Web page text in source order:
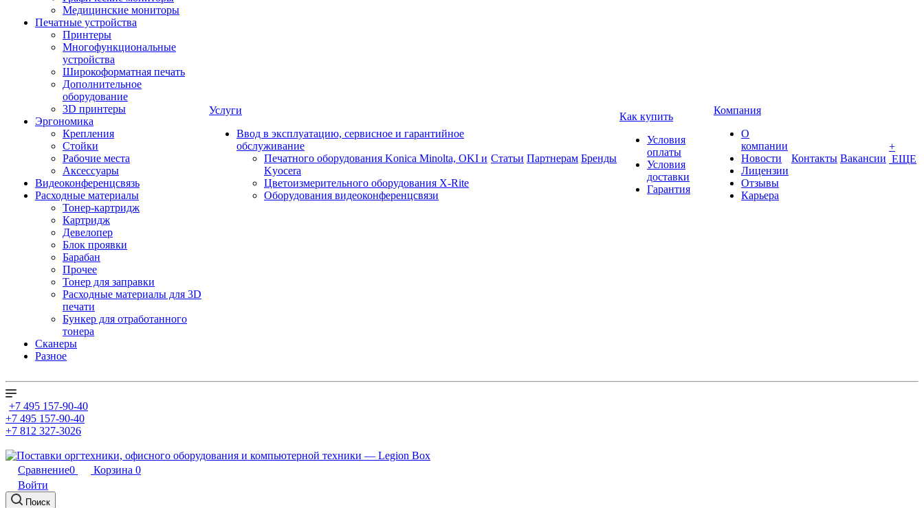
Медицинские мониторы
Печатные устройства
Принтеры
Многофункциональные
устройства
Широкоформатная печать
Дополнительное
оборудование
3D принтеры
Эргономика
Крепления
Стойки
Рабочие места
Аксессуары
Видеоконференцсвязь
Расходные материалы
Тонер-картридж
Картридж
Девелопер
Блок проявки
Барабан
Прочее
Тонер для заправки
Расходные материалы для 3D
печати
Бункер для отработанного
тонера
Сканеры
Разное
Услуги
Ввод в эксплуатацию, сервисное и гарантийное
обслуживание
Печатного оборудования Konica Minolta, OKI и
Kyocera
Цветоизмерительного оборудования X-Rite
Оборудования видеоконференцсвязи
Статьи Партнерам Бренды
Как купить
Условия
оплаты
Условия
доставки
Гарантия
Компания
О
компании
Новости
Лицензии
Отзывы
Карьера
Контакты Вакансии
+
ЕЩЕ
+7 495 157-90-40
+7 495 157-90-40
+7 812 327-3026
Сравнение0 Корзина 0
Войти
Поиск